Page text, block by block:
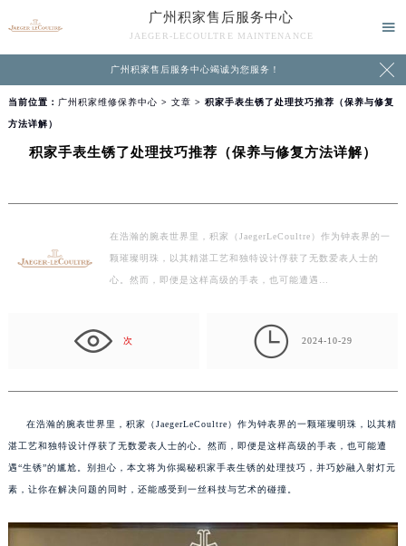
广州积家售后服务中心
JAEGER-LECOULTRE MAINTENANCE

广州积家售后服务中心竭诚为您服务！ 
当前位置： 广州积家维修保养中心 > 文章 > 积家手表生锈了处理技巧推荐（保养与修复
方法详解）
积家手表生锈了处理技巧推荐（保养与修复方法详解）
在浩瀚的腕表世界里，积家（JaegerLeCoultre）作为钟表界的一
颗璀璨明珠，以其精湛工艺和独特设计俘获了无数爱表人士的
心。然而，即便是这样高级的手表，也可能遭遇…
次  2024-10-29
在浩瀚的腕表世界里，积家（JaegerLeCoultre）作为钟表界的一颗璀璨明珠，以其精
湛工艺和独特设计俘获了无数爱表人士的心。然而，即便是这样高级的手表，也可能遭
遇“生锈”的尴尬。别担心，本文将为你揭秘积家手表生锈的处理技巧，并巧妙融入射灯元
素，让你在解决问题的同时，还能感受到一丝科技与艺术的碰撞。